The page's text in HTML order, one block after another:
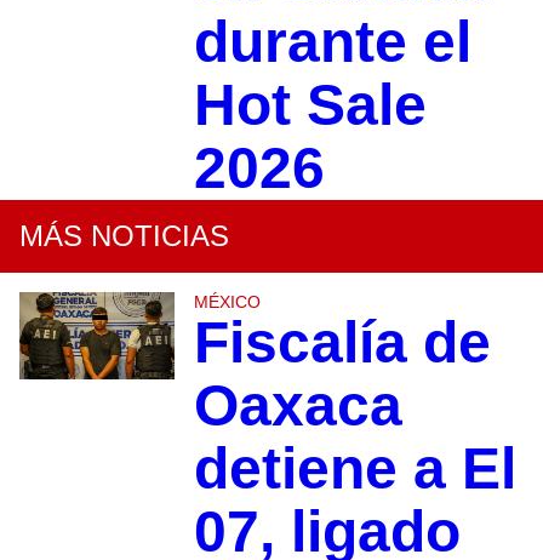
durante el
Hot Sale
2026
MÁS NOTICIAS
MÉXICO
Fiscalía de
Oaxaca
detiene a El
07, ligado